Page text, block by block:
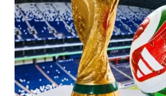
Wahana
Media
Group
WAHANA
NEWS